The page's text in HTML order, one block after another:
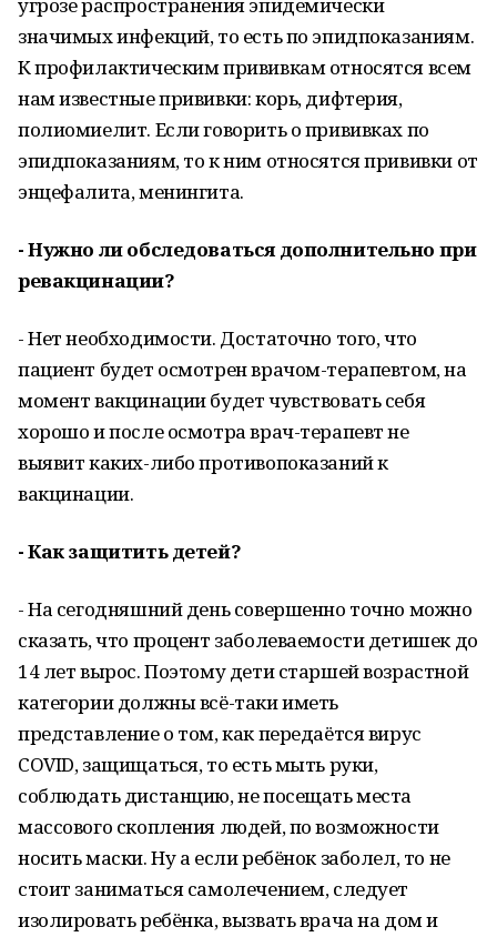
значимых инфекций, то есть по эпидпоказаниям.
К профилактическим прививкам относятся всем
нам известные прививки: корь, дифтерия,
полиомиелит. Если говорить о прививках по
эпидпоказаниям, то к ним относятся прививки от
энцефалита, менингита.
- Нужно ли обследоваться дополнительно при
ревакцинации?
- Нет необходимости. Достаточно того, что
пациент будет осмотрен врачом-терапевтом, на
момент вакцинации будет чувствовать себя
хорошо и после осмотра врач-терапевт не
выявит каких-либо противопоказаний к
вакцинации.
- Как защитить детей?
- На сегодняшний день совершенно точно можно
сказать, что процент заболеваемости детишек до
14 лет вырос. Поэтому дети старшей возрастной
категории должны всё-таки иметь
представление о том, как передаётся вирус
COVID, защищаться, то есть мыть руки,
соблюдать дистанцию, не посещать места
массового скопления людей, по возможности
носить маски. Ну а если ребёнок заболел, то не
стоит заниматься самолечением, следует
изолировать ребёнка, вызвать врача на дом и